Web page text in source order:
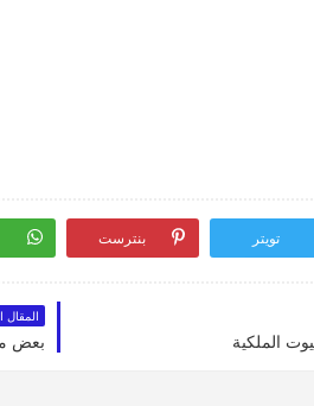
تويتر بنترست
الملكية
المقال
بعض